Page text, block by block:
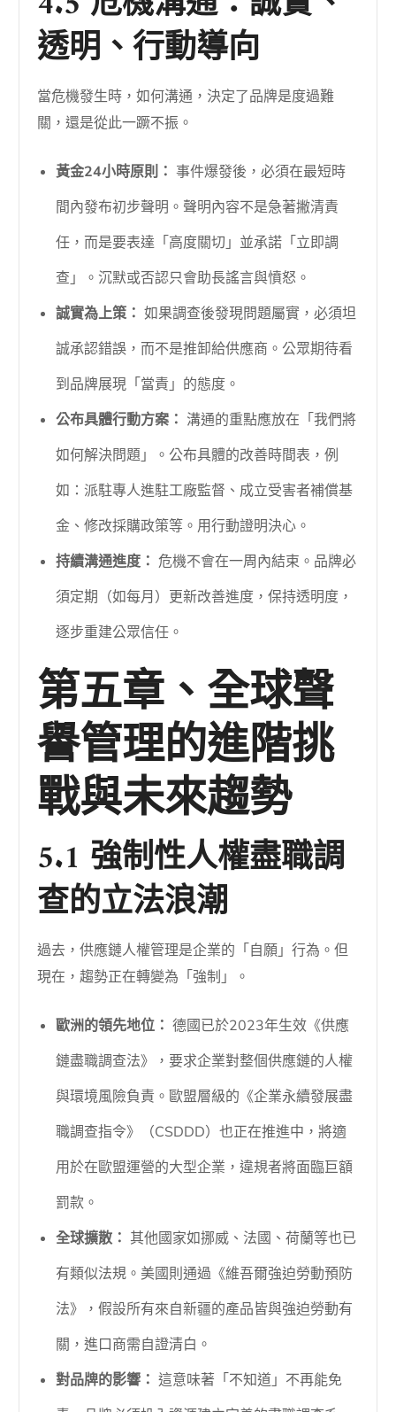
透明、行動導向
當危機發生時，如何溝通，決定了品牌是度過難
關，還是從此一蹶不振。
黃金24小時原則： 事件爆發後，必須在最短時
間內發布初步聲明。聲明內容不是急著撇清責
任，而是要表達「高度關切」並承諾「立即調
查」。沉默或否認只會助長謠言與憤怒。
誠實為上策： 如果調查後發現問題屬實，必須坦
誠承認錯誤，而不是推卸給供應商。公眾期待看
到品牌展現「當責」的態度。
公布具體行動方案： 溝通的重點應放在「我們將
如何解決問題」。公布具體的改善時間表，例
如：派駐專人進駐工廠監督、成立受害者補償基
金、修改採購政策等。用行動證明決心。
持續溝通進度： 危機不會在一周內結束。品牌必
須定期（如每月）更新改善進度，保持透明度，
逐步重建公眾信任。
第五章、全球聲
譽管理的進階挑
戰與未來趨勢
5.1 強制性人權盡職調
查的立法浪潮
過去，供應鏈人權管理是企業的「自願」行為。但
現在，趨勢正在轉變為「強制」。
歐洲的領先地位： 德國已於2023年生效《供應
鏈盡職調查法》，要求企業對整個供應鏈的人權
與環境風險負責。歐盟層級的《企業永續發展盡
職調查指令》（CSDDD）也正在推進中，將適
用於在歐盟運營的大型企業，違規者將面臨巨額
罰款。
全球擴散： 其他國家如挪威、法國、荷蘭等也已
有類似法規。美國則通過《維吾爾強迫勞動預防
法》，假設所有來自新疆的產品皆與強迫勞動有
關，進口商需自證清白。
對品牌的影響： 這意味著「不知道」不再能免